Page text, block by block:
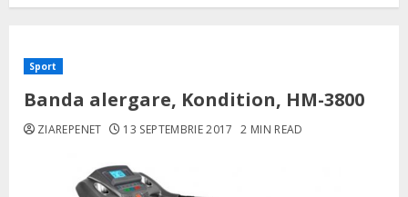
Sport
Banda alergare, Kondition, HM-3800
ZIAREPENET 13 SEPTEMBRIE 2017 2 MIN READ